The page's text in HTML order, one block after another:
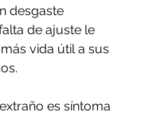
desgaste
de ajuste le
vida útil a sus
es síntoma